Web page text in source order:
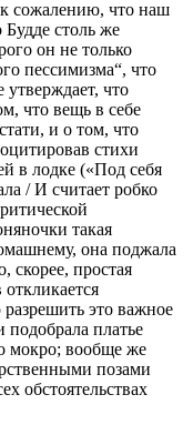
к сожалению, что наш
Будде столь же
он не только
пессимизма“, что
что
что вещь в себе
и о том, что
стихи
в лодке («Под себя
/ И считает робко
такая
она поджала
скорее, простая
это важное
платье
мокро; вообще же
позами
обстоятельствах